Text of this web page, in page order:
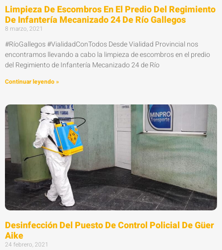
Limpieza De Escombros En El Predio Del Regimiento
De Infantería Mecanizado 24 De Río Gallegos
8 marzo, 2021
#RíoGallegos #VialidadConTodos Desde Vialidad Provincial nos
encontramos llevando a cabo la limpieza de escombros en el predio
del Regimiento de Infantería Mecanizado 24 de Río
Continuar leyendo »
Desinfección Del Puesto De Control Policial De Güer
Aike
24 febrero, 2021